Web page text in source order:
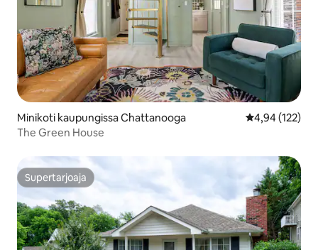
Minikoti kaupungissa Chattanooga
4,94 (122)
The Green House
Supertarjoaja
Supertarjoaja